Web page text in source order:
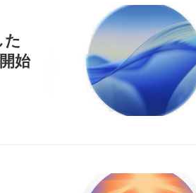
た
始